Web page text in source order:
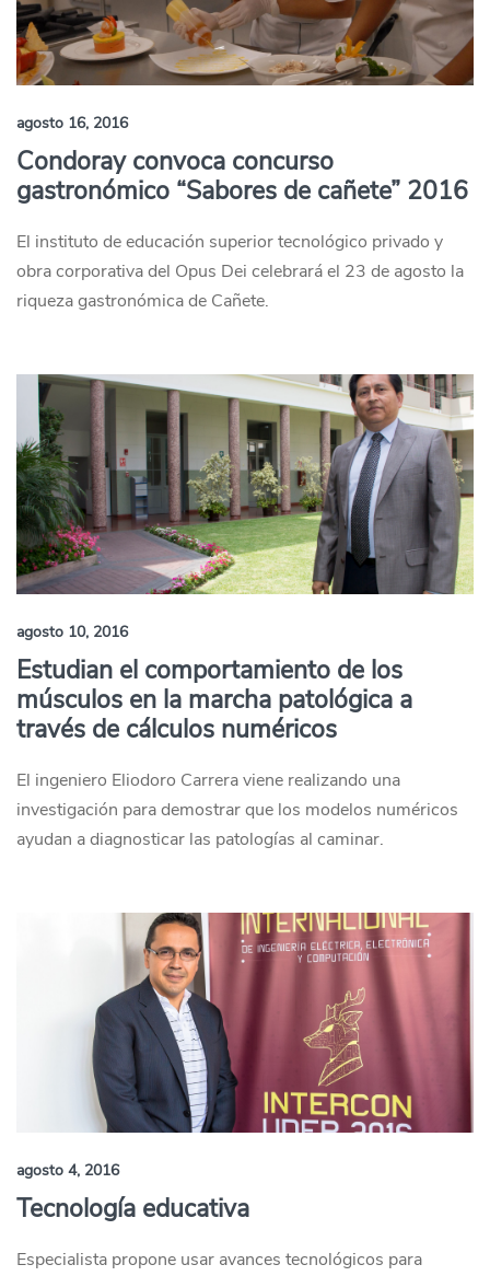
agosto 16, 2016
Condoray convoca concurso
gastronómico “Sabores de cañete” 2016
El instituto de educación superior tecnológico privado y
obra corporativa del Opus Dei celebrará el 23 de agosto la
riqueza gastronómica de Cañete.
agosto 10, 2016
Estudian el comportamiento de los
músculos en la marcha patológica a
través de cálculos numéricos
El ingeniero Eliodoro Carrera viene realizando una
investigación para demostrar que los modelos numéricos
ayudan a diagnosticar las patologías al caminar.
agosto 4, 2016
Tecnología educativa
Especialista propone usar avances tecnológicos para